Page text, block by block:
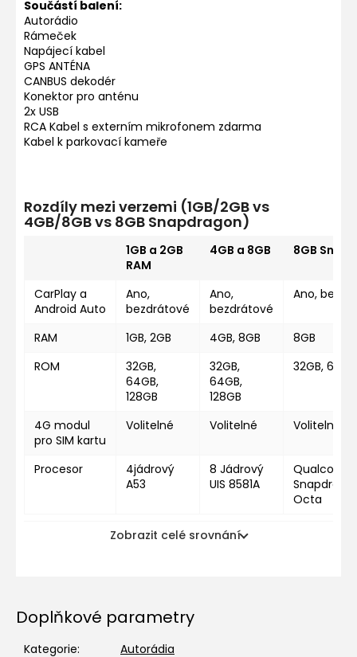
Součástí balení:
Autorádio
Rámeček
Napájecí kabel
GPS ANTÉNA
CANBUS dekodér
Konektor pro anténu
2x USB
RCA Kabel s externím mikrofonem zdarma
Kabel k parkovací kameře
Rozdíly mezi verzemi (1GB/2GB vs
4GB/8GB vs 8GB Snapdragon)
1GB a 2GB
RAM
4GB a 8GB 8GB
CarPlay a
Android Auto
Ano,
bezdrátové
Ano,
bezdrátové
Ano,
RAM 1GB, 2GB 4GB, 8GB
8GB
ROM
32GB,
64GB,
128GB
32GB,
64GB,
128GB
32GB,
4G modul
pro SIM kartu
Volitelné Volitelné Volitelné
Procesor
4jádrový
A53
8 Jádrový
UIS 8581A
Octa
Zobrazit celé srovnání
Doplňkové parametry
Kategorie:
Autorádia